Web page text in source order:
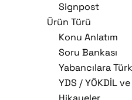
Signpost
Ürün Türü
Konu Anlatım
Soru Bankası
Yabancılara
YDS / YÖKDİL